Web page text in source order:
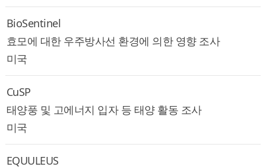
BioSentinel
효모에 대한 우주방사선 환경에 의한 영향 조사
미국
CuSP
태양풍 및 고에너지 입자 등 태양 활동 조사
미국
EQUULEUS